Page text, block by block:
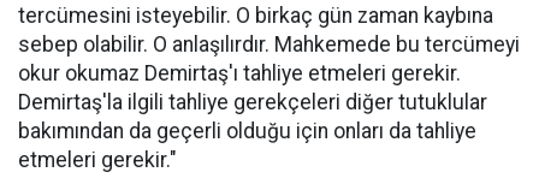
tercümesini isteyebilir. O birkaç gün zaman kaybına
sebep olabilir. O anlaşılırdır. Mahkemede bu tercümeyi
okur okumaz Demirtaş'ı tahliye etmeleri gerekir.
Demirtaş'la ilgili tahliye gerekçeleri diğer tutuklular
bakımından da geçerli olduğu için onları da tahliye
etmeleri gerekir."